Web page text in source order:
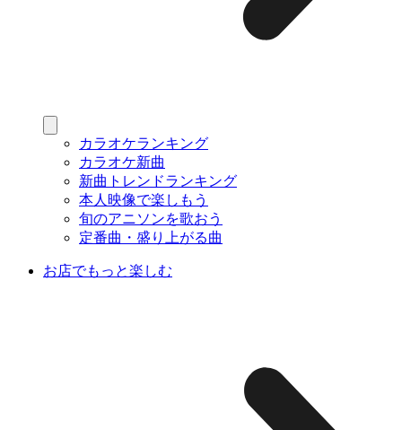
カラオケランキング
カラオケ新曲
新曲トレンドランキング
本人映像で楽しもう
旬のアニソンを歌おう
定番曲・盛り上がる曲
お店でもっと楽しむ